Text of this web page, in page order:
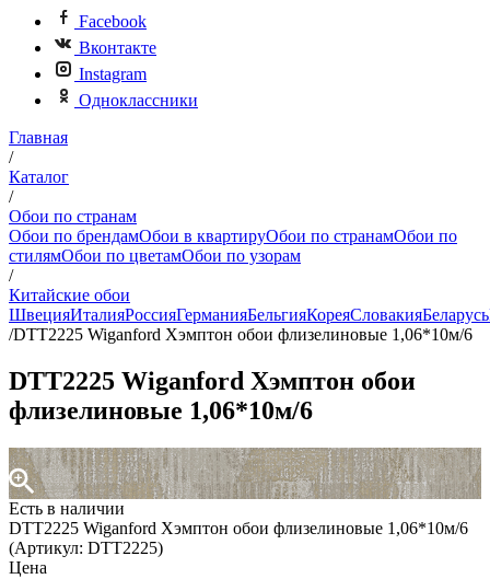
Facebook
Вконтакте
Instagram
Одноклассники
Главная
/
Каталог
/
Обои по странам
Обои по брендамОбои в квартируОбои по странамОбои по
стилямОбои по цветамОбои по узорам
/
Китайские обои
ШвецияИталияРоссияГерманияБельгияКореяСловакияБеларусь
/DTT2225 Wiganford Хэмптон обои флизелиновые 1,06*10м/6
DTT2225 Wiganford Хэмптон обои
флизелиновые 1,06*10м/6
Есть в наличии
DTT2225 Wiganford Хэмптон обои флизелиновые 1,06*10м/6
(Артикул: DTT2225)
Цена